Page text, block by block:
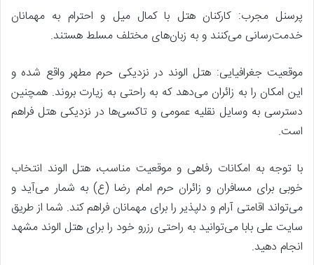
پرسنل مجرب: کارکنان هتل با کمال میل و احترام به مهمانان
خدمت‌رسانی می‌کنند و به زبان‌های مختلف مسلط هستند.
موقعیت جغرافیایی: هتل الوند در نزدیکی حرم مطهر واقع شده و
این امکان را به زائران می‌دهد که به راحتی به زیارت بروند. همچنین
دسترسی به وسایل نقلیه عمومی و تاکسی‌ها در نزدیکی هتل فراهم
است.
با توجه به امکانات رفاهی و موقعیت مناسب، هتل الوند انتخاب
خوبی برای مسافران و زائران حرم امام رضا (ع) به شمار می‌آید و
می‌تواند اقامتی آرام و دلپذیر را برای مهمانان فراهم کند. شما از طریق
سایت علی بابا می‌توانید به راحتی رزرو خود را برای هتل الوند مشهد
انجام دهید.